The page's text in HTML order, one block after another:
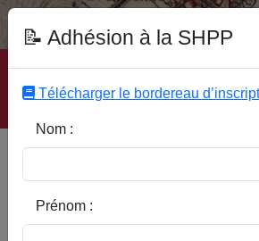
Accueil | Site SHPP | Auteurs |
Sous-Rubriques | Mots-Clefs |
📝 Adhésion à la SHPP
Télécharger le bordereau
Nom :
Prénom :